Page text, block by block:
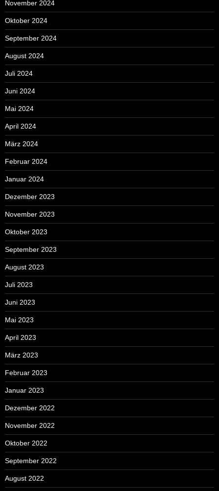
November 2024
Oktober 2024
September 2024
August 2024
Juli 2024
Juni 2024
Mai 2024
April 2024
März 2024
Februar 2024
Januar 2024
Dezember 2023
November 2023
Oktober 2023
September 2023
August 2023
Juli 2023
Juni 2023
Mai 2023
April 2023
März 2023
Februar 2023
Januar 2023
Dezember 2022
November 2022
Oktober 2022
September 2022
August 2022